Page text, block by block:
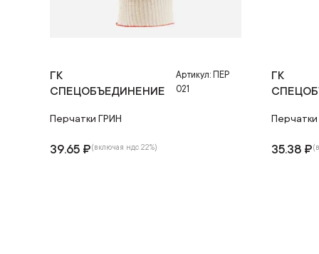
ГК
СПЕЦОБЪЕДИНЕНИЕ
Артикул: ПЕР
021
Перчатки ГРИН
39.65 ₽(включая ндс 22%)
ГК
35.38 ₽